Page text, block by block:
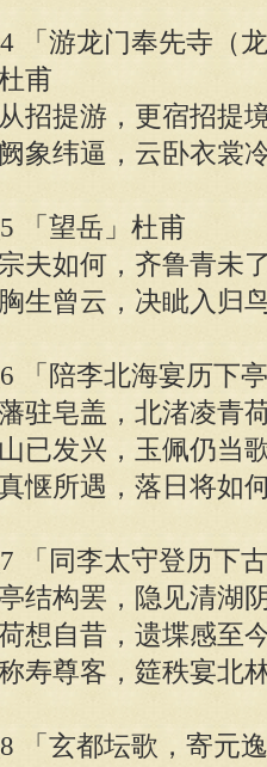
「游龙门奉先寺（
甫
提游，更宿招提境
纬逼，云卧衣裳冷
「望岳」杜甫
如何，齐鲁青未了
曾云，决眦入归鸟
「陪李北海宴历下
皂盖，北渚凌青荷
发兴，玉佩仍当歌
所遇，落日将如何
「同李太守登历下
构罢，隐见清湖阴
自昔，遗堞感至今
尊客，筵秩宴北林
「玄都坛歌，寄元